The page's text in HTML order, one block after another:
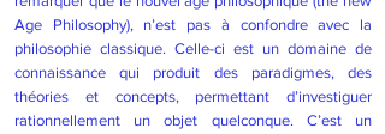
Age Philosophy), n’est pas à confondre avec la
philosophie classique. Celle-ci est un domaine de
connaissance qui produit des paradigmes, des
théories et concepts, permettant d’investiguer
rationnellement un objet quelconque. C’est un